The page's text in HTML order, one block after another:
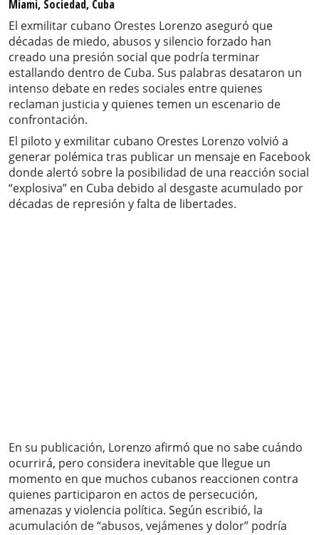
Miami, Sociedad, Cuba
El exmilitar cubano Orestes Lorenzo aseguró que
décadas de miedo, abusos y silencio forzado han
creado una presión social que podría terminar
estallando dentro de Cuba. Sus palabras desataron un
intenso debate en redes sociales entre quienes
reclaman justicia y quienes temen un escenario de
confrontación.
El piloto y exmilitar cubano Orestes Lorenzo volvió a
generar polémica tras publicar un mensaje en Facebook
donde alertó sobre la posibilidad de una reacción social
“explosiva” en Cuba debido al desgaste acumulado por
décadas de represión y falta de libertades.
En su publicación, Lorenzo afirmó que no sabe cuándo
ocurrirá, pero considera inevitable que llegue un
momento en que muchos cubanos reaccionen contra
quienes participaron en actos de persecución,
amenazas y violencia política. Según escribió, la
acumulación de “abusos, vejámenes y dolor” podría